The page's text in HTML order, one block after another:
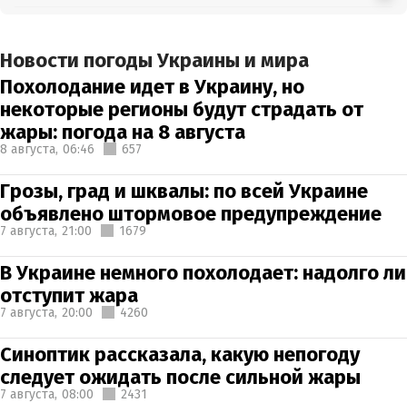
Новости погоды Украины и мира
Похолодание идет в Украину, но
некоторые регионы будут страдать от
жары: погода на 8 августа
8 августа, 06:46 657
Грозы, град и шквалы: по всей Украине
объявлено штормовое предупреждение
7 августа, 21:00 1679
В Украине немного похолодает: надолго ли
отступит жара
7 августа, 20:00 4260
Синоптик рассказала, какую непогоду
следует ожидать после сильной жары
7 августа, 08:00 2431